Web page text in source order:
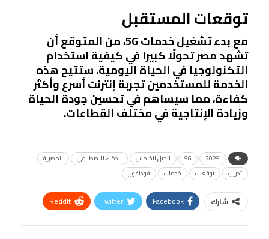
توقعات المستقبل
مع بدء تشغيل خدمات 5G، من المتوقع أن
تشهد مصر تحولًا كبيرًا في كيفية استخدام
التكنولوجيا في الحياة اليومية. ستتيح هذه
الخدمة للمستخدمين تجربة إنترنت أسرع وأكثر
كفاءة، مما سيساهم في تحسين جودة الحياة
وزيادة الإنتاجية في مختلف القطاعات.
2025
5G الجيل الخامس الذكاء الاصطناعي
المصرية
تدريب
توقعات خدمات فودافون
شارك Facebook
Twitter
ReddIt